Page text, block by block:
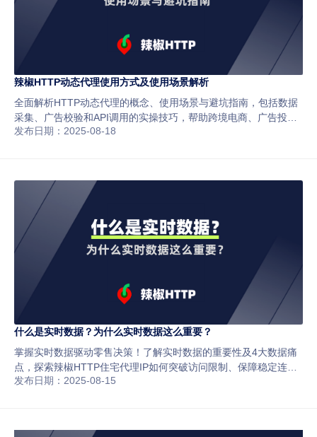
辣椒HTTP动态代理使用方式及使用场景解析
全面解析HTTP动态代理的概念、使用场景与避坑指南，包括数据
采集、广告校验和API调用的实操技巧，帮助跨境电商、广告投放
和数据团队提升访问稳定性与执行效率。
发布日期：2025-08-18
什么是实时数据？为什么实时数据这么重要？
掌握实时数据驱动零售决策！了解实时数据的重要性及4大数据痛
点，探索辣椒HTTP住宅代理IP如何突破访问限制、保障稳定连
接，助零售商高效获取全球市场价格、库存与趋势，提升竞争力与
发布日期：2025-08-15